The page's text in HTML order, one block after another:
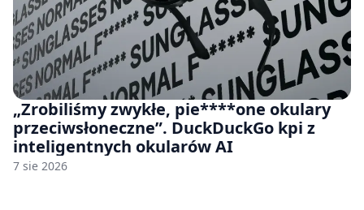
„Zrobiliśmy zwykłe, pie****one okulary
przeciwsłoneczne”. DuckDuckGo kpi z
inteligentnych okularów AI
7 sie 2026